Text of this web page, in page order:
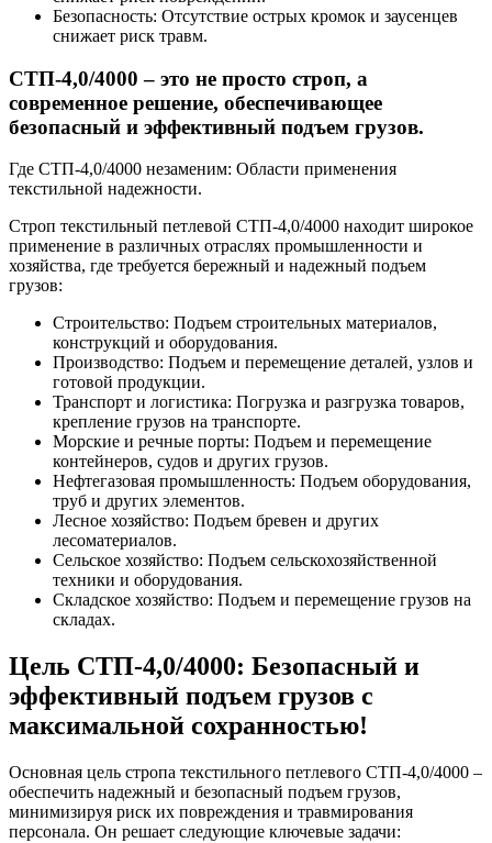
Безопасность: Отсутствие острых кромок и заусенцев
снижает риск травм.
СТП-4,0/4000 – это не просто строп, а
современное решение, обеспечивающее
безопасный и эффективный подъем грузов.
Где СТП-4,0/4000 незаменим: Области применения
текстильной надежности.
Строп текстильный петлевой СТП-4,0/4000 находит широкое
применение в различных отраслях промышленности и
хозяйства, где требуется бережный и надежный подъем
грузов:
Строительство: Подъем строительных материалов,
конструкций и оборудования.
Производство: Подъем и перемещение деталей, узлов и
готовой продукции.
Транспорт и логистика: Погрузка и разгрузка товаров,
крепление грузов на транспорте.
Морские и речные порты: Подъем и перемещение
контейнеров, судов и других грузов.
Нефтегазовая промышленность: Подъем оборудования,
труб и других элементов.
Лесное хозяйство: Подъем бревен и других
лесоматериалов.
Сельское хозяйство: Подъем сельскохозяйственной
техники и оборудования.
Складское хозяйство: Подъем и перемещение грузов на
складах.
Цель СТП-4,0/4000: Безопасный и
эффективный подъем грузов с
максимальной сохранностью!
Основная цель стропа текстильного петлевого СТП-4,0/4000 –
обеспечить надежный и безопасный подъем грузов,
минимизируя риск их повреждения и травмирования
персонала. Он решает следующие ключевые задачи: